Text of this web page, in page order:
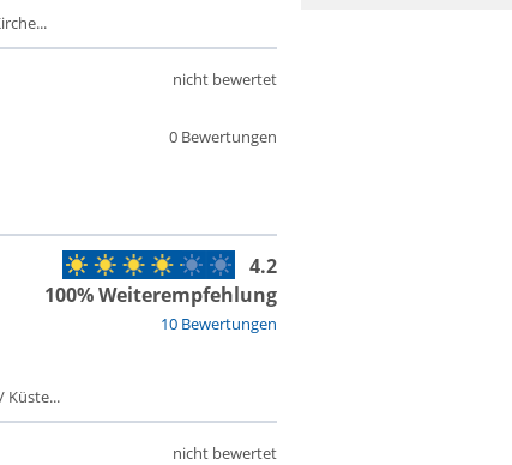
0 Bewertungen
nicht bewertet
10 Bewertungen
4.2
100% Weiterempfehlung
Küste...
nicht bewertet